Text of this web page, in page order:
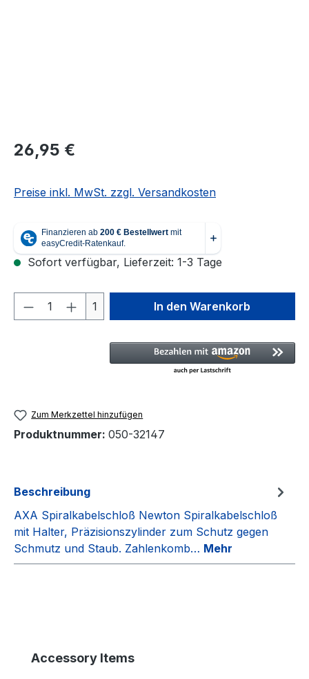
Regulärer Preis:
26,95 €
Preise inkl. MwSt. zzgl. Versandkosten
Sofort verfügbar, Lieferzeit: 1-3 Tage
Produkt Anzahl: Gib den
1 In den Warenkorb
Zum Merkzettel hinzufügen
Produktnummer: 050-32147
Beschreibung
AXA Spiralkabelschloß Newton Spiralkabelschloß
mit Halter, Präzisionszylinder zum Schutz gegen
Schmutz und Staub. Zahlenkomb… Mehr
Produktgalerie überspringen
Accessory Items